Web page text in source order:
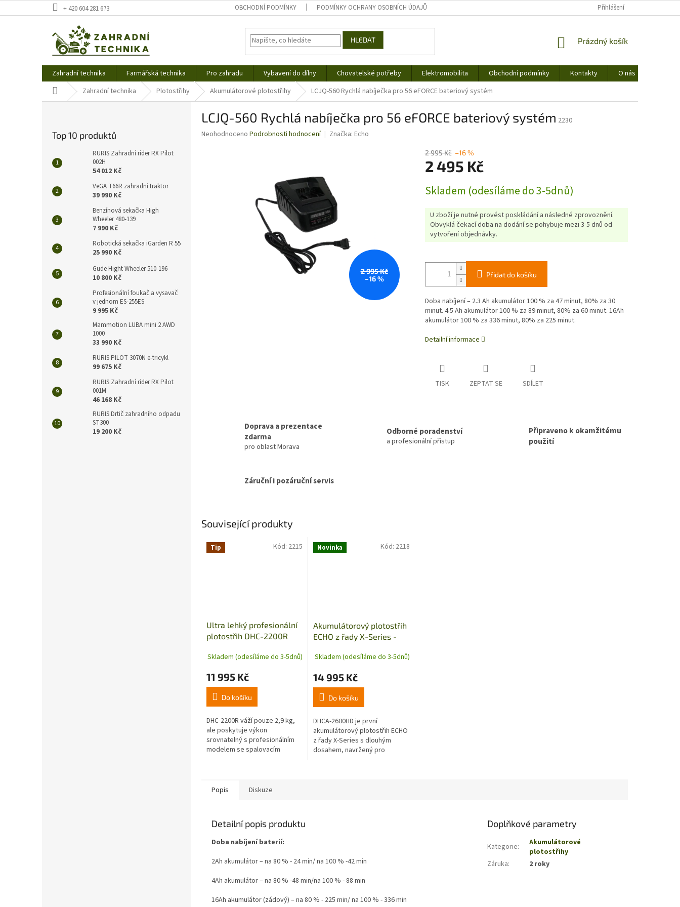
na
+ 420 604 281 673 OBCHODNÍ PODMÍNKY PODMÍNKY OCHRANY OSOBNÍCH ÚDAJŮ Přihlášení
HLEDAT
NÁKUPNÍ
Prázdný košík
Zahradní technika Farmářská technika Pro zahradu Vybavení do dílny Chovatelské potřeby Elektromobilita Obchodní podmínky Kontakty
O nás
Domů Zahradní technika Plotostřihy Akumulátorové plotostřihy LCJQ-560 Rychlá nabíječka pro 56 eFORCE bateriový systém
Top 10 produktů
RURIS Zahradní rider RX Pilot
002H
54 012 Kč
VeGA T66R zahradní traktor
39 990 Kč
Benzínová sekačka High
Wheeler 480-139
7 990 Kč
Robotická sekačka iGarden R 55
25 990 Kč
Güde Hight Wheeler 510-196
10 800 Kč
Profesionální foukač a vysavač
v jednom ES-255ES
9 995 Kč
Mammotion LUBA mini 2 AWD
1000
33 990 Kč
RURIS PILOT 3070N e-tricykl
99 675 Kč
RURIS Zahradní rider RX Pilot
001M
46 168 Kč
RURIS Drtič zahradního odpadu
ST300
19 200 Kč
LCJQ-560 Rychlá nabíječka pro 56 eFORCE bateriový systém 2230
Průměrné
Neohodnoceno Podrobnosti hodnocení Značka: Echo
2 995 Kč
–16 %
2 995 Kč –16 %
2 495 Kč
cena:
Skladem (odesíláme do 3-5dnů)
U zboží je nutné provést poskládání a následné zprovoznění.
Obvyklá čekací doba na dodání se pohybuje mezi 3-5 dnů od
vytvoření objednávky.
Přidat do košíku
Doba nabíjení – 2.3 Ah akumulátor 100 % za 47 minut, 80% za 30
minut. 4.5 Ah akumulátor 100 % za 89 minut, 80% za 60 minut. 16Ah
akumulátor 100 % za 336 minut, 80% za 225 minut.
Detailní informace
TISK ZEPTAT SE SDÍLET
Doprava a prezentace
zdarma
pro oblast Morava
Odborné poradenství
a profesionální přístup
Připraveno k okamžitému
použití
Záruční i pozáruční servis
Související produkty
Tip
Ultra lehký profesionální
plotostřih DHC-2200R
Skladem (odesíláme do 3-5dnů)
11 995 Kč
Do košíku
DHC-2200R váží pouze 2,9 kg,
ale poskytuje výkon
srovnatelný s profesionálním
modelem se spalovacím
Kód: 2215 Novinka
Akumulátorový plotostřih
ECHO z řady X-Series -
Skladem (odesíláme do 3-5dnů)
14 995 Kč
Do košíku
DHCA-2600HD je první
akumulátorový plotostřih ECHO
z řady X-Series s dlouhým
dosahem, navržený pro
Kód: 2218
Popis Diskuze
Detailní popis produktu
Doba nabíjení baterií:
2Ah akumulátor – na 80 % - 24 min/ na 100 % -42 min
4Ah akumulátor – na 80 % -48 min/na 100 % - 88 min
16Ah akumulátor (zádový) – na 80 % - 225 min/ na 100 % - 336 min
Doplňkové parametry
Kategorie:
Akumulátorové
plotostřihy
Záruka: 2 roky